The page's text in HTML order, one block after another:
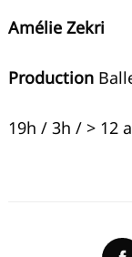
Amélie Zekri
Production
19h / 3h / > 12